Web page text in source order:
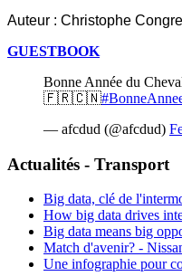
Auteur : Christophe
GUESTBOOK
Bonne Année du
🇫🇷🇨🇳
— afcdud (@afcdud)
Actualités - Transport
Big data, clé de
How big data drives
Big data means big
Match d'avenir? -
Une infographie pour